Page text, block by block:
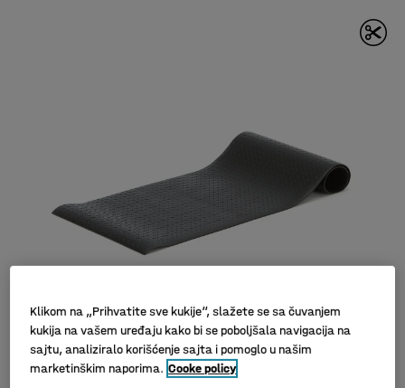
Klikom na „Prihvatite sve kukije“, slažete se sa čuvanjem
kukija na vašem uređaju kako bi se poboljšala navigacija na
sajtu, analiziralo korišćenje sajta i pomoglo u našim
marketinškim naporima. Cooke policy